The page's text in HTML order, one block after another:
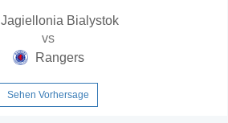
Jagiellonia Bialystok
vs
Rangers
Sehen Vorhersage